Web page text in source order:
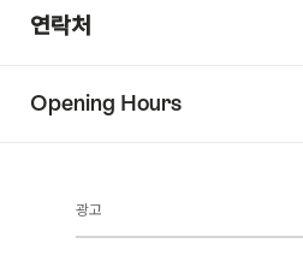
보
Show
주
명
소
content
연락처
Common.Of
content
Opening Hours
#title#
광고